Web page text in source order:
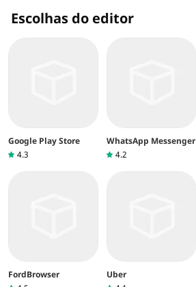
Escolhas do editor
Google Play Store
4.3
WhatsApp Messenger
4.2
FordBrowser
Uber